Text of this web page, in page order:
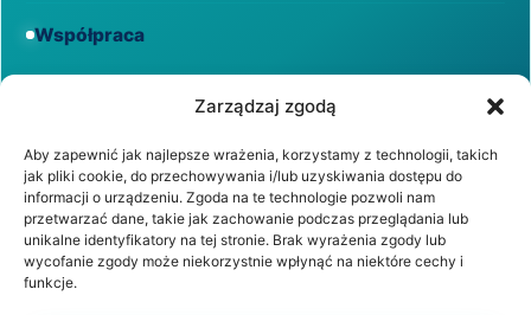
Zarządzaj zgodą
Aby zapewnić jak najlepsze wrażenia, korzystamy z technologii, takich
jak pliki cookie, do przechowywania i/lub uzyskiwania dostępu do
informacji o urządzeniu. Zgoda na te technologie pozwoli nam
przetwarzać dane, takie jak zachowanie podczas przeglądania lub
unikalne identyfikatory na tej stronie. Brak wyrażenia zgody lub
wycofanie zgody może niekorzystnie wpłynąć na niektóre cechy i
funkcje.
Współpraca
Regulamin
Polityka prywatności